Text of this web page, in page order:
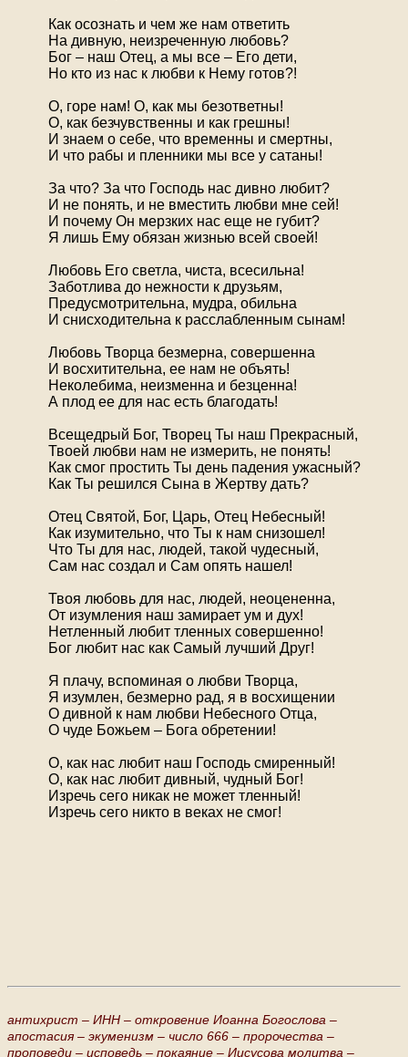
Как осознать и чем же нам ответить
На дивную, неизреченную любовь?
Бог – наш Отец, а мы все – Его дети,
Но кто из нас к любви к Нему готов?!
О, горе нам! О, как мы безответны!
О, как безчувственны и как грешны!
И знаем о себе, что временны и смертны,
И что рабы и пленники мы все у сатаны!
За что? За что Господь нас дивно любит?
И не понять, и не вместить любви мне сей!
И почему Он мерзких нас еще не губит?
Я лишь Ему обязан жизнью всей своей!
Любовь Его светла, чиста, всесильна!
Заботлива до нежности к друзьям,
Предусмотрительна, мудра, обильна
И снисходительна к расслабленным сынам!
Любовь Творца безмерна, совершенна
И восхитительна, ее нам не объять!
Неколебима, неизменна и безценна!
А плод ее для нас есть благодать!
Всещедрый Бог, Творец Ты наш Прекрасный,
Твоей любви нам не измерить, не понять!
Как смог простить Ты день падения ужасный?
Как Ты решился Сына в Жертву дать?
Отец Святой, Бог, Царь, Отец Небесный!
Как изумительно, что Ты к нам снизошел!
Что Ты для нас, людей, такой чудесный,
Сам нас создал и Сам опять нашел!
Твоя любовь для нас, людей, неоцененна,
От изумления наш замирает ум и дух!
Нетленный любит тленных совершенно!
Бог любит нас как Самый лучший Друг!
Я плачу, вспоминая о любви Творца,
Я изумлен, безмерно рад, я в восхищении
О дивной к нам любви Небесного Отца,
О чуде Божьем – Бога обретении!
О, как нас любит наш Господь смиренный!
О, как нас любит дивный, чудный Бог!
Изречь сего никак не может тленный!
Изречь сего никто в веках не смог!
антихрист – ИНН – откровение Иоанна Богослова –
апостасия – экуменизм – число 666 – пророчества –
проповеди – исповедь – покаяние – Иисусова молитва –